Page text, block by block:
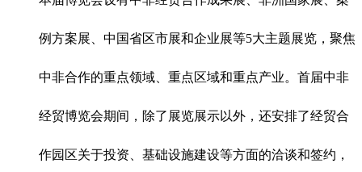
例方案展、中国省区市展和企业展等5大主题展览，聚焦
中非合作的重点领域、重点区域和重点产业。首届中非
经贸博览会期间，除了展览展示以外，还安排了经贸合
作园区关于投资、基础设施建设等方面的洽谈和签约，